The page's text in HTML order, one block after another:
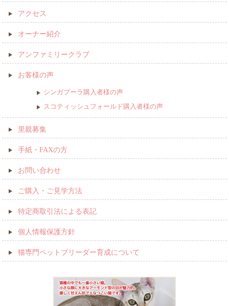
アクセス
オーナー紹介
アンファミリークラブ
お客様の声
シンガプーラ購入者様の声
スコティッシュフォールド購入者様の声
里親募集
手紙・FAXの方
お問い合わせ
ご購入・ご見学方法
特定商取引法による表記
個人情報保護方針
猫専門ペットブリーダー育成について